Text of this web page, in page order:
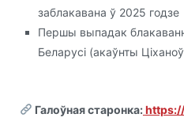
заблакавана ў 2025 годзе
Першы выпадак
Беларусі (акаўнты
Галоўная старонка: